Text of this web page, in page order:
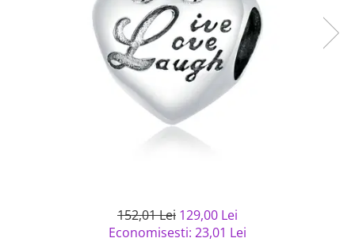
Bijuterii argint placat cu aur
Bijuterii argint cu diverse
Bijuterii argint cu murano
Bijuterii de Lux
Bijuterii gotice si rock
Bijuterii Handmade
Solutii si lavete de curatare
152,01 Lei 129,00 Lei
Economisesti: 23,01 Lei